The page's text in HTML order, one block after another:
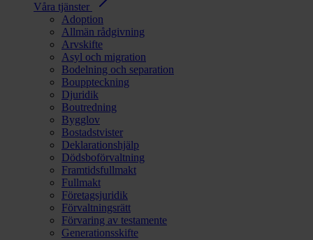
Våra tjänster
Adoption
Allmän rådgivning
Arvskifte
Asyl och migration
Bodelning och separation
Bouppteckning
Djuridik
Boutredning
Bygglov
Bostadstvister
Deklarationshjälp
Dödsboförvaltning
Framtidsfullmakt
Fullmakt
Företagsjuridik
Förvaltningsrätt
Förvaring av testamente
Generationsskifte